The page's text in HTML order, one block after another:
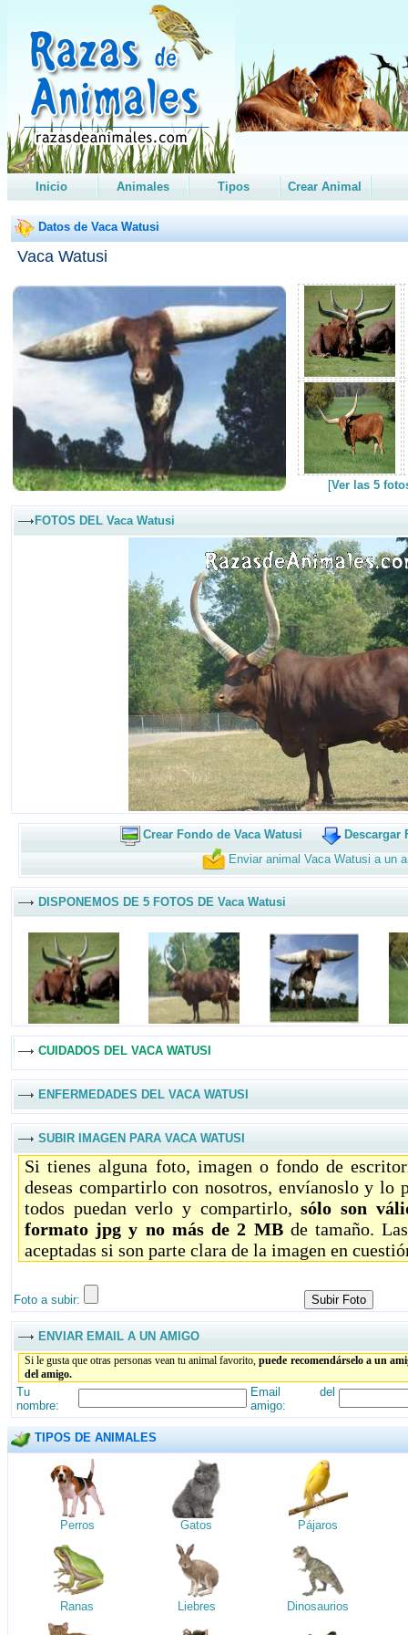
Inicio Animales Tipos Crear Animal
Datos de Vaca Watusi
Vaca Watusi
[Ver las 5
FOTOS DEL Vaca Watusi
Crear Fondo de Vaca Watusi
Descargar
Enviar animal Vaca Watusi a un
DISPONEMOS DE 5 FOTOS DE Vaca Watusi
CUIDADOS DEL VACA WATUSI
ENFERMEDADES DEL VACA WATUSI
SUBIR IMAGEN PARA VACA WATUSI
Si tienes alguna foto, imagen o fondo de
deseas compartirlo con nosotros, envíanoslo y lo
todos puedan verlo y compartirlo,sólo son
formato jpg y no más de 2 MBde tamaño.
aceptadas si son parte clara de la imagen en
Foto a subir:
ENVIAR EMAIL A UN AMIGO
Si le gusta que otras personas vean tu animal favorito,puede recomendárselo a un
del amigo.
Tu
nombre:
Email del
amigo:
TIPOS DE ANIMALES
Perros Gatos Pájaros
Ranas Liebres Dinosaurios